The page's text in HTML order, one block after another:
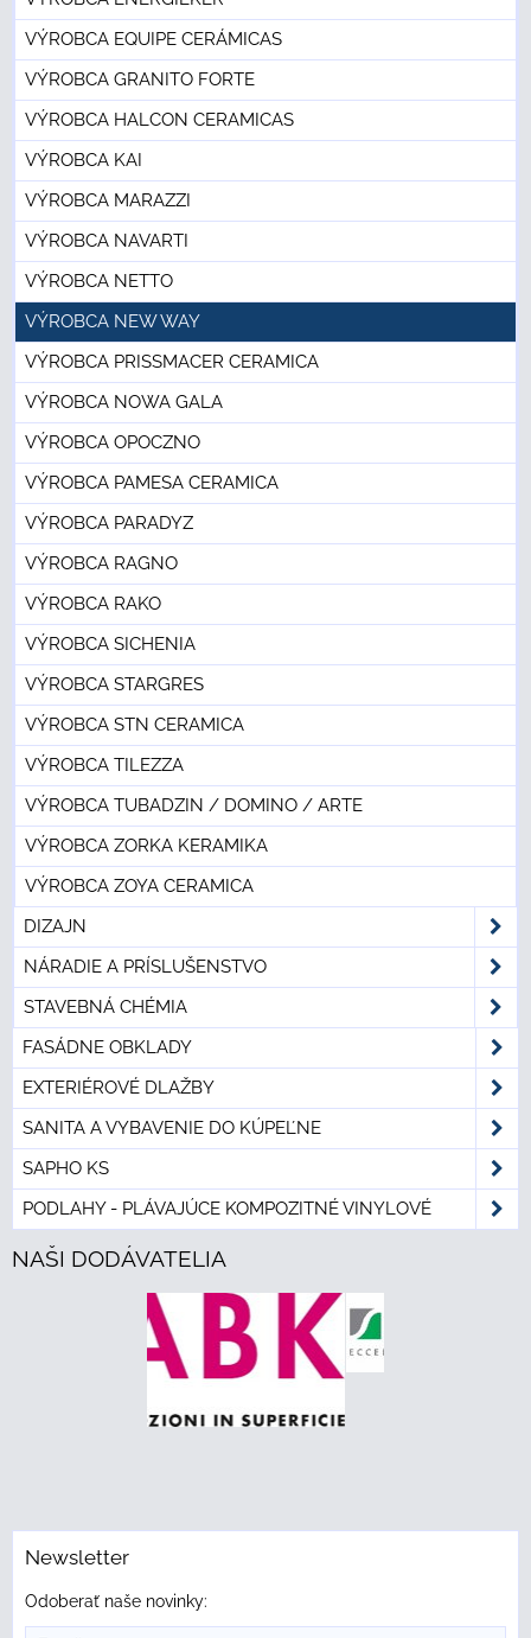
VÝROBCA EQUIPE CERÁMICAS
VÝROBCA GRANITO FORTE
VÝROBCA HALCON CERAMICAS
VÝROBCA KAI
VÝROBCA MARAZZI
VÝROBCA NAVARTI
VÝROBCA NETTO
VÝROBCA NEW WAY
VÝROBCA PRISSMACER CERAMICA
VÝROBCA NOWA GALA
VÝROBCA OPOCZNO
VÝROBCA PAMESA CERAMICA
VÝROBCA PARADYZ
VÝROBCA RAGNO
VÝROBCA RAKO
VÝROBCA SICHENIA
VÝROBCA STARGRES
VÝROBCA STN CERAMICA
VÝROBCA TILEZZA
VÝROBCA TUBADZIN / DOMINO / ARTE
VÝROBCA ZORKA KERAMIKA
VÝROBCA ZOYA CERAMICA
DIZAJN
NÁRADIE A PRÍSLUŠENSTVO
STAVEBNÁ CHÉMIA
FASÁDNE OBKLADY
EXTERIÉROVÉ DLAŽBY
SANITA A VYBAVENIE DO KÚPEĽNE
SAPHO KS
PODLAHY - PLÁVAJÚCE KOMPOZITNÉ VINYLOVÉ
NAŠI DODÁVATELIA
Newsletter
Odoberať naše novinky: